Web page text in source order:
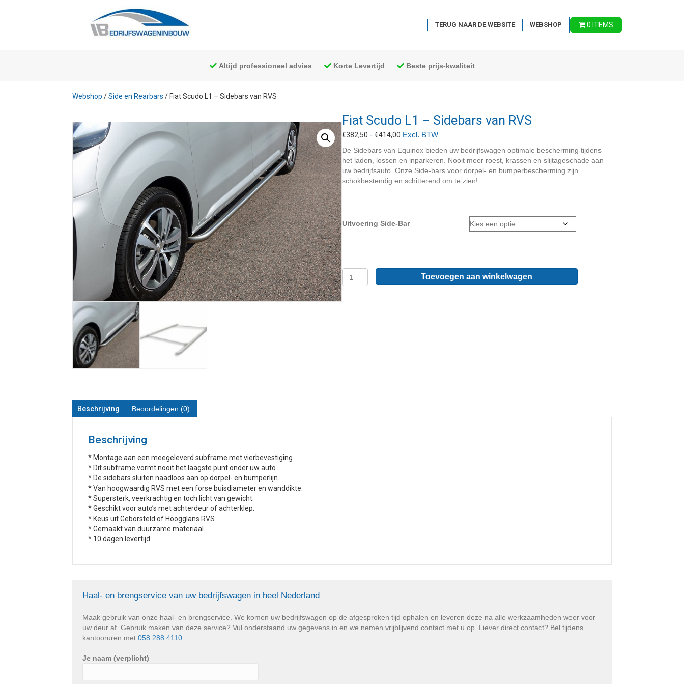
TERUG NAAR DE WEBSITE WEBSHOP 0 ITEMS
Altijd professioneel advies Korte Levertijd Beste prijs-kwaliteit
Webshop /Side en Rearbars / Fiat Scudo L1 – Sidebars van RVS
Fiat Scudo L1 – Sidebars van RVS
€382,50 - €414,00 Prijsklasse:
tot
€414,00
Excl. BTW
De Sidebars van Equinox bieden uw bedrijfswagen optimale bescherming tijdens
het laden, lossen en inparkeren. Nooit meer roest, krassen en slijtageschade aan
uw bedrijfsauto. Onze Side-bars voor dorpel- en bumperbescherming zijn
schokbestendig en schitterend om te zien!
Uitvoering Side-Bar
Scudo
-
Toevoegen aan winkelwagen
Beschrijving Beoordelingen (0)
Beschrijving
* Montage aan een meegeleverd subframe met vierbevestiging.
* Dit subframe vormt nooit het laagste punt onder uw auto.
* De sidebars sluiten naadloos aan op dorpel- en bumperlijn.
* Van hoogwaardig RVS met een forse buisdiameter en wanddikte.
* Supersterk, veerkrachtig en toch licht van gewicht.
* Geschikt voor auto’s met achterdeur of achterklep.
* Keus uit Geborsteld of Hoogglans RVS.
* Gemaakt van duurzame materiaal.
* 10 dagen levertijd.
Haal- en brengservice van uw bedrijfswagen in heel Nederland
Maak gebruik van onze haal- en brengservice. We komen uw bedrijfswagen op de afgesproken tijd ophalen en leveren deze na alle werkzaamheden weer voor
uw deur af. Gebruik maken van deze service? Vul onderstaand uw gegevens in en we nemen vrijblijvend contact met u op. Liever direct contact? Bel tijdens
kantooruren met 058 288 4110
Je naam (verplicht)